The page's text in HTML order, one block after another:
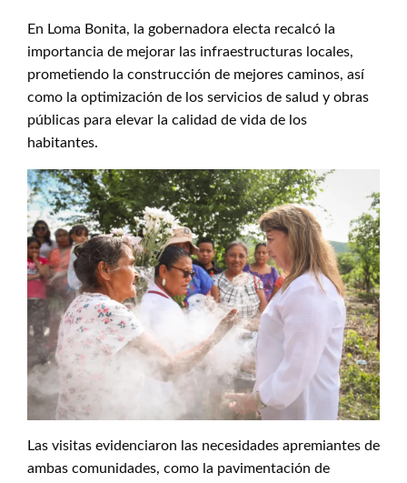
En Loma Bonita, la gobernadora electa recalcó la
importancia de mejorar las infraestructuras locales,
prometiendo la construcción de mejores caminos, así
como la optimización de los servicios de salud y obras
públicas para elevar la calidad de vida de los
habitantes.
Las visitas evidenciaron las necesidades apremiantes de
ambas comunidades, como la pavimentación de